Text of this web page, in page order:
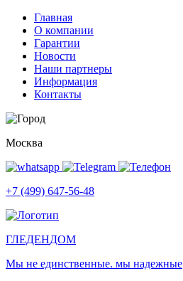
Главная
О компании
Гарантии
Новости
Наши партнеры
Информация
Контакты
Москва
+7 (499) 647-56-48
ГЛЕДЕНДОМ
Мы не единственные. мы надежные